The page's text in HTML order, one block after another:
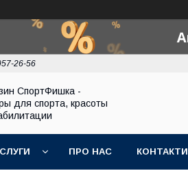
26-56
СпортФишка -
для спорта, красоты
ПРО НАС КОНТАКТИ